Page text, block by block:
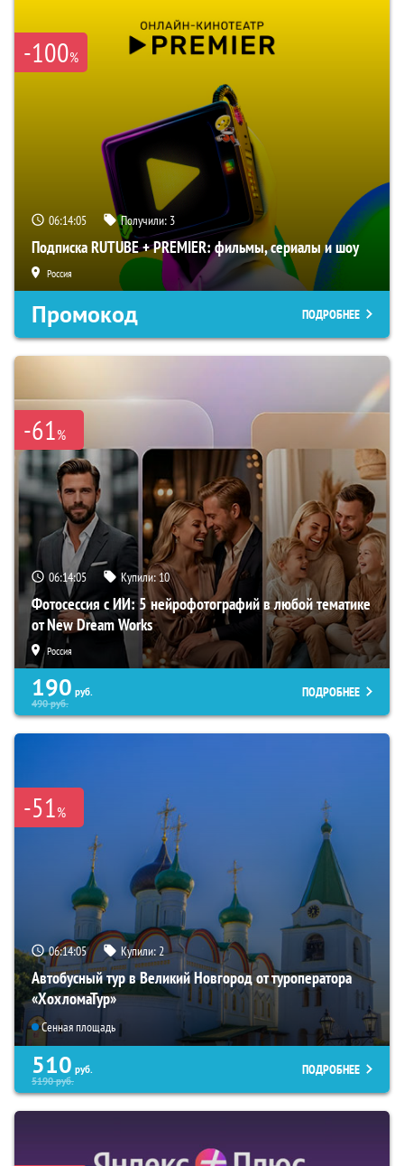
-100%
06:14:04 Получили: 3
Подписка RUTUBE + PREMIER: фильмы, сериалы и шоу
Россия
Промокод ПОДРОБНЕЕ
-61%
06:14:04 Купили:10
Фотосессия с ИИ: 5 нейрофотографий в любой тематике
от New Dream Works
Россия
190 руб.
490руб.
ПОДРОБНЕЕ
-51%
06:14:04 Купили:2
Автобусный тур в Великий Новгород от туроператора
«ХохломаТур»
Сенная площадь
510 руб.
5190руб.
ПОДРОБНЕЕ